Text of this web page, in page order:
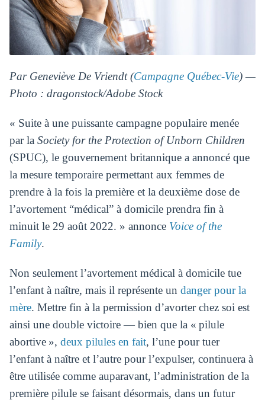
Par Geneviève De Vriendt (Campagne Québec-Vie) —
Photo : dragonstock/Adobe Stock
« Suite à une puissante campagne populaire menée
par la Society for the Protection of Unborn Children
(SPUC), le gouvernement britannique a annoncé que
la mesure temporaire permettant aux femmes de
prendre à la fois la première et la deuxième dose de
l’avortement “médical” à domicile prendra fin à
minuit le 29 août 2022. » annonce Voice of the
Family.
Non seulement l’avortement médical à domicile tue
l’enfant à naître, mais il représente un danger pour la
mère. Mettre fin à la permission d’avorter chez soi est
ainsi une double victoire — bien que la « pilule
abortive », deux pilules en fait, l’une pour tuer
l’enfant à naître et l’autre pour l’expulser, continuera à
être utilisée comme auparavant, l’administration de la
première pilule se faisant désormais, dans un futur